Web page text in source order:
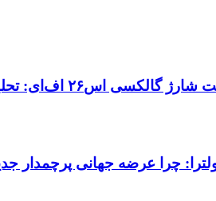
اف‌ای: تحلیل‌ها و انتظارات